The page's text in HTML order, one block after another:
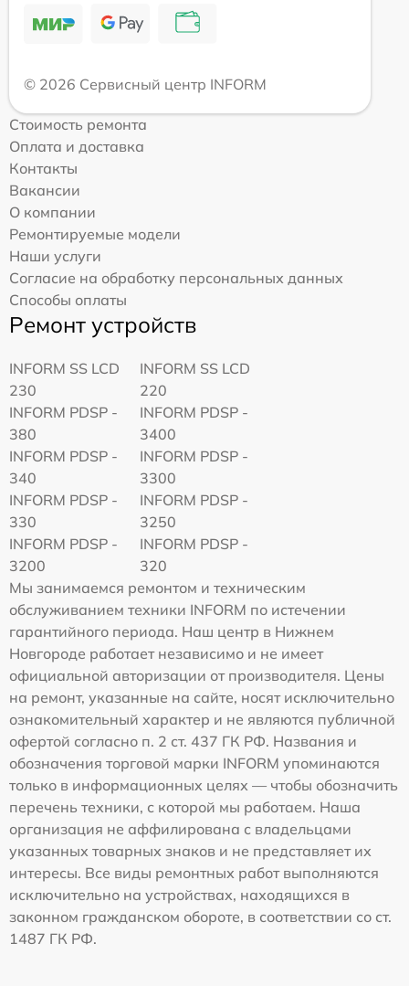
© 2026 Сервисный центр INFORM
Стоимость ремонта
Оплата и доставка
Контакты
Вакансии
О компании
Ремонтируемые модели
Наши услуги
Согласие на обработку персональных данных
Способы оплаты
Ремонт устройств
INFORM SS LCD
230
INFORM SS LCD
220
INFORM PDSP -
380
INFORM PDSP -
3400
INFORM PDSP -
340
INFORM PDSP -
3300
INFORM PDSP -
330
INFORM PDSP -
3250
INFORM PDSP -
3200
INFORM PDSP -
320
Мы занимаемся ремонтом и техническим
обслуживанием техники INFORM по истечении
гарантийного периода. Наш центр в Нижнем
Новгороде работает независимо и не имеет
официальной авторизации от производителя. Цены
на ремонт, указанные на сайте, носят исключительно
ознакомительный характер и не являются публичной
офертой согласно п. 2 ст. 437 ГК РФ. Названия и
обозначения торговой марки INFORM упоминаются
только в информационных целях — чтобы обозначить
перечень техники, с которой мы работаем. Наша
организация не аффилирована с владельцами
указанных товарных знаков и не представляет их
интересы. Все виды ремонтных работ выполняются
исключительно на устройствах, находящихся в
законном гражданском обороте, в соответствии со ст.
1487 ГК РФ.